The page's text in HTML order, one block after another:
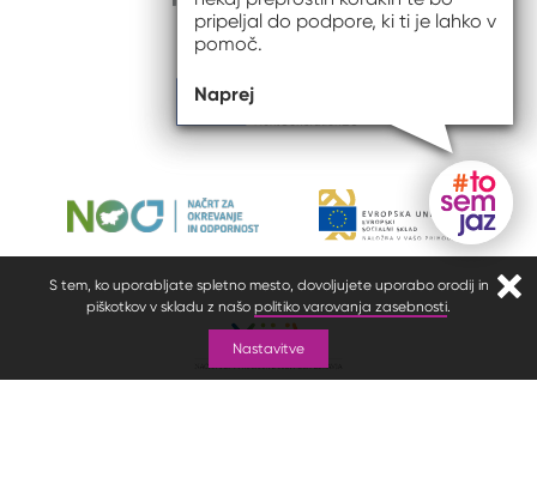
S tem, ko uporabljate spletno mesto, dovoljujete uporabo orodij in
piškotkov v skladu z našo politiko varovanja zasebnosti.
Nastavitve
Gumb
pripeljal do podpore, ki ti je lahko v
pomoč.
Naprej